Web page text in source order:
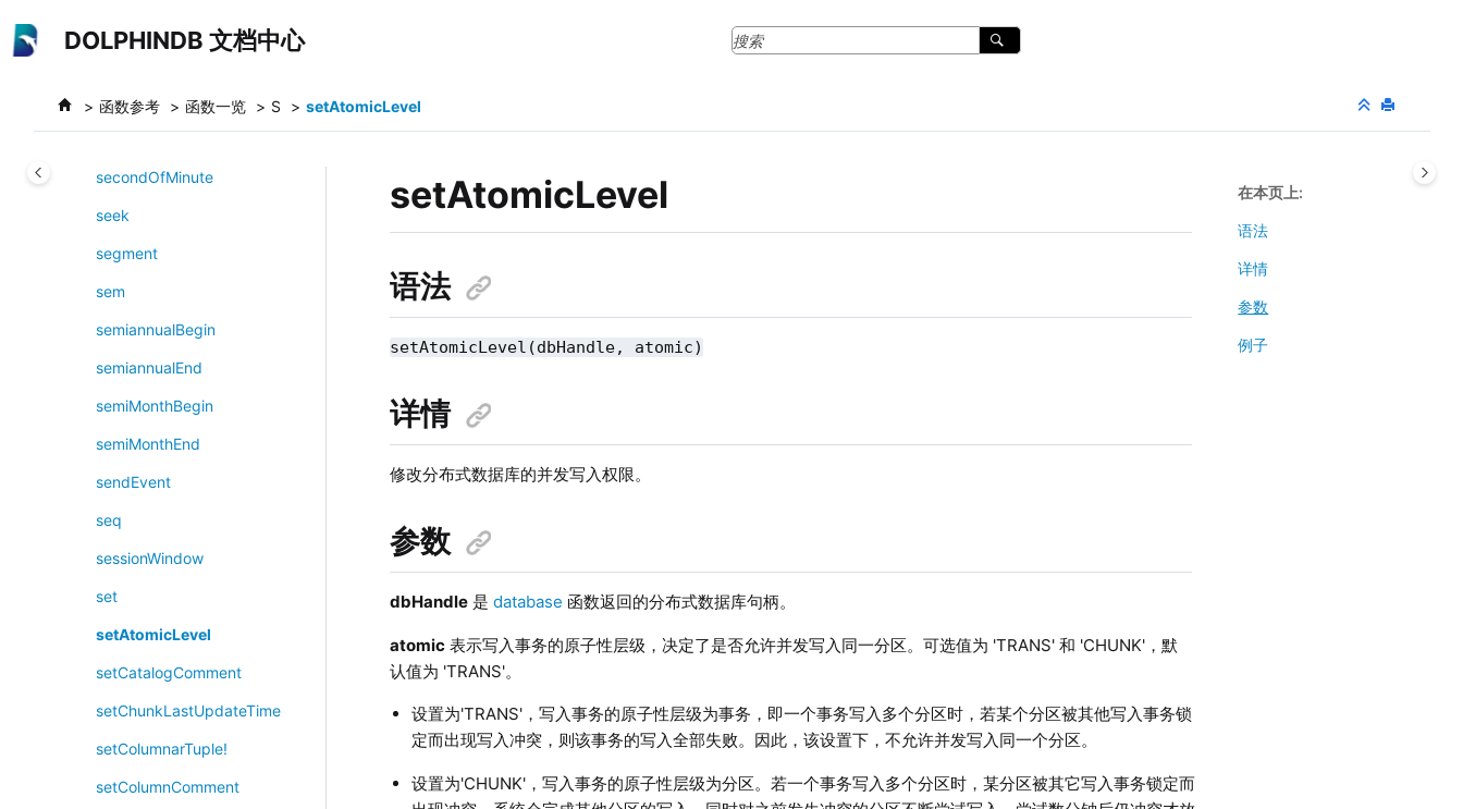
DOLPHINDB 文档中心
函数参考 函数一览 S setAtomicLevel
seasonalEsd
secondOfMinute
seek
segment
sem
semiannualBegin
semiannualEnd
semiMonthBegin
semiMonthEnd
sendEvent
seq
sessionWindow
set
setAtomicLevel
setCatalogComment
setChunkLastUpdateTime
setColumnarTuple!
setColumnComment
setAtomicLevel
语法
setAtomicLevel(dbHandle, atomic)
详情
修改分布式数据库的并发写入权限。
参数
dbHandle 是database 函数返回的分布式数据库句柄。
atomic 表示写入事务的原子性层级，决定了是否允许并发写入同一分区。可选值为 'TRANS' 和 'CHUNK'，默
认值为 'TRANS'。
设置为'TRANS'，写入事务的原子性层级为事务，即一个事务写入多个分区时，若某个分区被其他写入事务锁
定而出现写入冲突，则该事务的写入全部失败。因此，该设置下，不允许并发写入同一个分区。
设置为'CHUNK'，写入事务的原子性层级为分区。若一个事务写入多个分区时，某分区被其它写入事务锁定而
在本页上
语法
详情
参数
例子